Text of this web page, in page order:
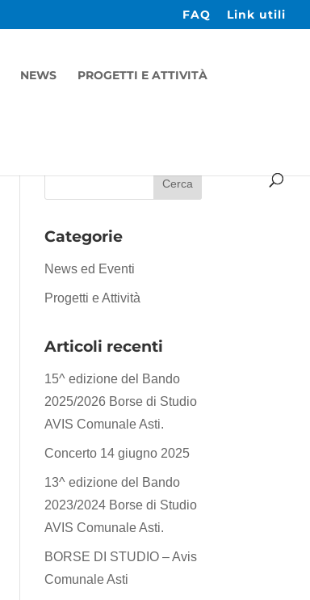
FAQ Link utili
NEWS PROGETTI E ATTIVITÀ
Categorie
News ed Eventi
Progetti e Attività
Articoli recenti
15^ edizione del Bando
2025/2026 Borse di Studio
AVIS Comunale Asti.
Concerto 14 giugno 2025
13^ edizione del Bando
2023/2024 Borse di Studio
AVIS Comunale Asti.
BORSE DI STUDIO – Avis
Comunale Asti